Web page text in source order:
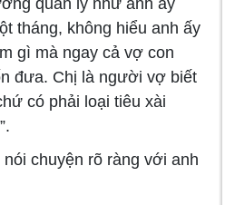
quản lý như anh ấy
tháng, không hiểu anh ấy
gì mà ngay cả vợ con
đưa. Chị là người vợ biết
có phải loại tiêu xài
chuyện rõ ràng với anh